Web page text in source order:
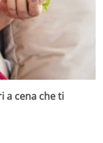
a cena che ti